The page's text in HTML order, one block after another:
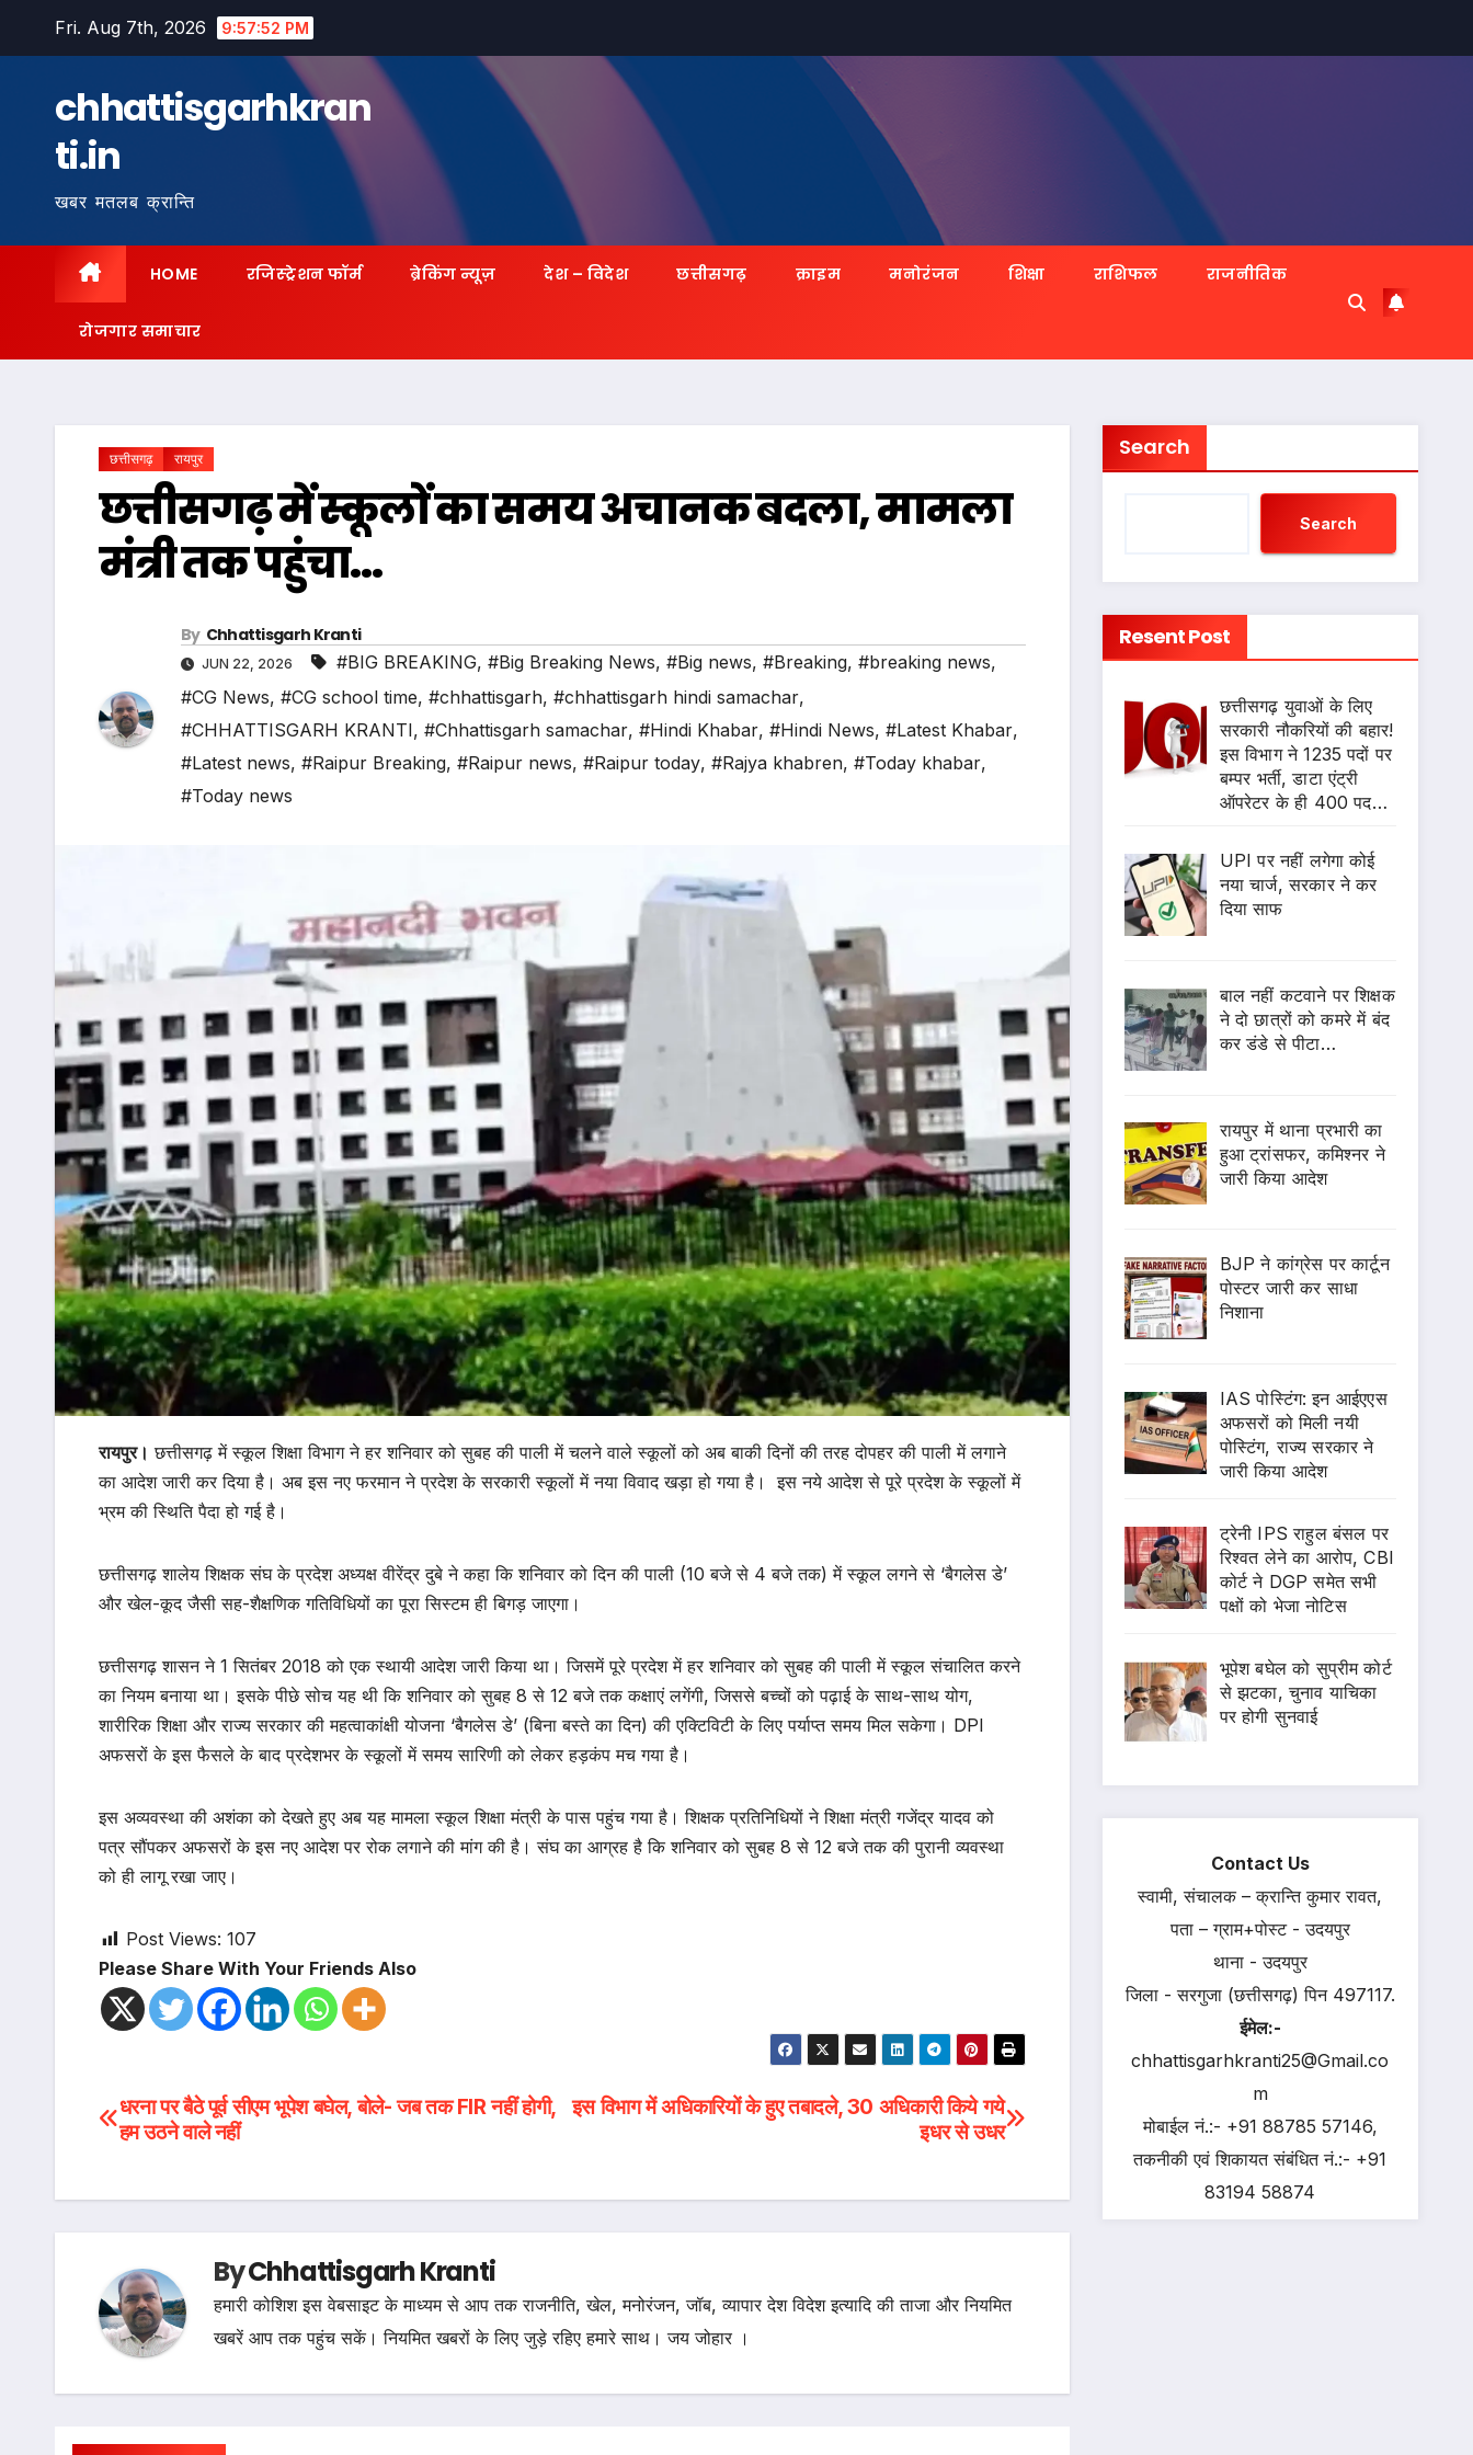
Fri. Aug 7th, 2026 9:57:53 PM
chhattisgarhkran
ti.in
खबर मतलब क्रान्ति
HOME रजिस्ट्रेशन फॉर्म ब्रेकिंग न्यूज़ देश – विदेश छत्तीसगढ़ क्राइम मनोरंजन शिक्षा राशिफल राजनीतिक
रोजगार समाचार
छत्तीसगढ़ रायपुर
छत्तीसगढ़ में स्कूलों का समय अचानक बदला, मामला
मंत्री तक पहुंचा…
By Chhattisgarh Kranti
JUN 22, 2026 #BIG BREAKING, #Big Breaking News, #Big news, #Breaking, #breaking news,
#CG News, #CG school time, #chhattisgarh, #chhattisgarh hindi samachar,
#CHHATTISGARH KRANTI, #Chhattisgarh samachar, #Hindi Khabar, #Hindi News, #Latest Khabar,
#Latest news, #Raipur Breaking, #Raipur news, #Raipur today, #Rajya khabren, #Today khabar,
#Today news
रायपुर। छत्तीसगढ़ में स्कूल शिक्षा विभाग ने हर शनिवार को सुबह की पाली में चलने वाले स्कूलों को अब बाकी दिनों की तरह दोपहर की पाली में लगाने
का आदेश जारी कर दिया है। अब इस नए फरमान ने प्रदेश के सरकारी स्कूलों में नया विवाद खड़ा हो गया है। इस नये आदेश से पूरे प्रदेश के स्कूलों में
भ्रम की स्थिति पैदा हो गई है।
छत्तीसगढ़ शालेय शिक्षक संघ के प्रदेश अध्यक्ष वीरेंद्र दुबे ने कहा कि शनिवार को दिन की पाली (10 बजे से 4 बजे तक) में स्कूल लगने से ‘बैगलेस डे’
और खेल-कूद जैसी सह-शैक्षणिक गतिविधियों का पूरा सिस्टम ही बिगड़ जाएगा।
छत्तीसगढ़ शासन ने 1 सितंबर 2018 को एक स्थायी आदेश जारी किया था। जिसमें पूरे प्रदेश में हर शनिवार को सुबह की पाली में स्कूल संचालित करने
का नियम बनाया था। इसके पीछे सोच यह थी कि शनिवार को सुबह 8 से 12 बजे तक कक्षाएं लगेंगी, जिससे बच्चों को पढ़ाई के साथ-साथ योग,
शारीरिक शिक्षा और राज्य सरकार की महत्वाकांक्षी योजना ‘बैगलेस डे’ (बिना बस्ते का दिन) की एक्टिविटी के लिए पर्याप्त समय मिल सकेगा। DPI
अफसरों के इस फैसले के बाद प्रदेशभर के स्कूलों में समय सारिणी को लेकर हड़कंप मच गया है।
इस अव्यवस्था की अशंका को देखते हुए अब यह मामला स्कूल शिक्षा मंत्री के पास पहुंच गया है। शिक्षक प्रतिनिधियों ने शिक्षा मंत्री गजेंद्र यादव को
पत्र सौंपकर अफसरों के इस नए आदेश पर रोक लगाने की मांग की है। संघ का आग्रह है कि शनिवार को सुबह 8 से 12 बजे तक की पुरानी व्यवस्था
को ही लागू रखा जाए।
Post Views: 107
Please Share With Your Friends Also
Post
इस विभाग में अधिकारियों के हुए तबादले, 30 अधिकारी किये गये
इधर से उधर
धरना पर बैठे पूर्व सीएम भूपेश बघेल, बोले- जब तक FIR नहीं होगी,
हम उठने वाले नहीं
ByChhattisgarh Kranti
हमारी कोशिश इस वेबसाइट के माध्यम से आप तक राजनीति, खेल, मनोरंजन, जॉब, व्यापार देश विदेश इत्यादि की ताजा और नियमित
खबरें आप तक पहुंच सकें। नियमित खबरों के लिए जुड़े रहिए हमारे साथ। जय जोहार ।
Search
Search
Resent Post
छत्तीसगढ़ युवाओं के लिए
सरकारी नौकरियों की बहार!
इस विभाग ने 1235 पदों पर
बम्पर भर्ती, डाटा एंट्री
ऑपरेटर के ही 400 पद…
UPI पर नहीं लगेगा कोई
नया चार्ज, सरकार ने कर
दिया साफ
बाल नहीं कटवाने पर शिक्षक
ने दो छात्रों को कमरे में बंद
कर डंडे से पीटा…
रायपुर में थाना प्रभारी का
हुआ ट्रांसफर, कमिश्नर ने
जारी किया आदेश
BJP ने कांग्रेस पर कार्टून
पोस्टर जारी कर साधा
निशाना
IAS पोस्टिंग: इन आईएएस
अफसरों को मिली नयी
पोस्टिंग, राज्य सरकार ने
जारी किया आदेश
ट्रेनी IPS राहुल बंसल पर
रिश्वत लेने का आरोप, CBI
कोर्ट ने DGP समेत सभी
पक्षों को भेजा नोटिस
भूपेश बघेल को सुप्रीम कोर्ट
से झटका, चुनाव याचिका
पर होगी सुनवाई
Contact Us
स्वामी, संचालक – क्रान्ति कुमार रावत,
पता – ग्राम+पोस्ट - उदयपुर
थाना - उदयपुर
जिला - सरगुजा (छत्तीसगढ़) पिन 497117.
ईमेल:-
chhattisgarhkranti25@Gmail.co
m
मोबाईल नं.:- +91 88785 57146,
तकनीकी एवं शिकायत संबंधित नं.:- +91
83194 58874